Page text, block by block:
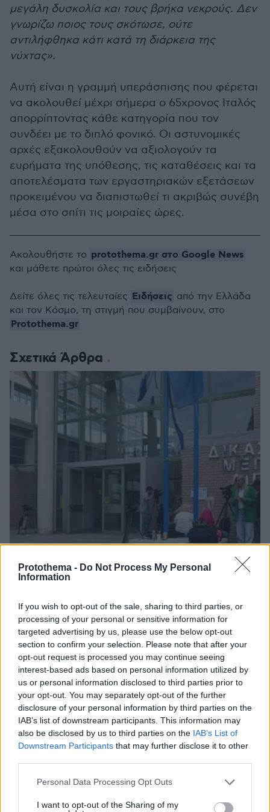
Protothema - Do Not Process My Personal
Information
If you wish to opt-out of the sale, sharing to third parties, or
processing of your personal or sensitive information for
targeted advertising by us, please use the below opt-out
section to confirm your selection. Please note that after your
opt-out request is processed you may continue seeing
interest-based ads based on personal information utilized by
us or personal information disclosed to third parties prior to
your opt-out. You may separately opt-out of the further
disclosure of your personal information by third parties on the
IAB’s list of downstream participants. This information may
also be disclosed by us to third parties on the IAB’s List of
Downstream Participants that may further disclose it to other
Please note that this website/app uses one or more Google
not limited to your visit or usage behaviour. You may click to
Personal Data Processing Opt Outs
I want to opt-out of the Sharing of my
μεγάλη δυσκολία και τους βρήκα νεκρούς. Δεν
γνωρίζω ποιος τους σκότωσε, ούτε
αντιλήφθηκα κάτι κατά τη διάρκεια της
νύχτας».
Αυτή είναι η γραμμή υπεράσπισης που φέρεται
να ακολουθεί μέχρι σήμερα ο 65χρονος Ιταλός
απορρίπτοντας κάθε κατηγορία που τον
συνδέει με το διπλό φονικό. Οι αστυνομικές
αρχές εξακολουθούν να αξιολογούν τα
ευρήματα της υπόθεσης, τις καταθέσεις και τα
αποτελέσματα των εργαστηριακών εξετάσεων
προκειμένου να διαπιστωθεί τι ακριβώς συνέβη
μέσα στο σπίτι τις μοιραίες ώρες.
Σχετικά Άρθρα
Πήρε προθεσμία για να απολογηθεί αύριο ο 65χρονος
Ιταλός που κατηγορείται για το διπλό φονικό στο Αίγιο,
βίντεο
12.06.2026, 12:53
Ακολουθήστε το protothema.gr στο Google News
και μάθετε πρώτοι όλες τις ειδήσεις
Δείτε όλες τις τελευταίες Ειδήσεις από την Ελλάδα
και τον Κόσμο, τη στιγμή που συμβαίνουν, στο
Protothema.gr